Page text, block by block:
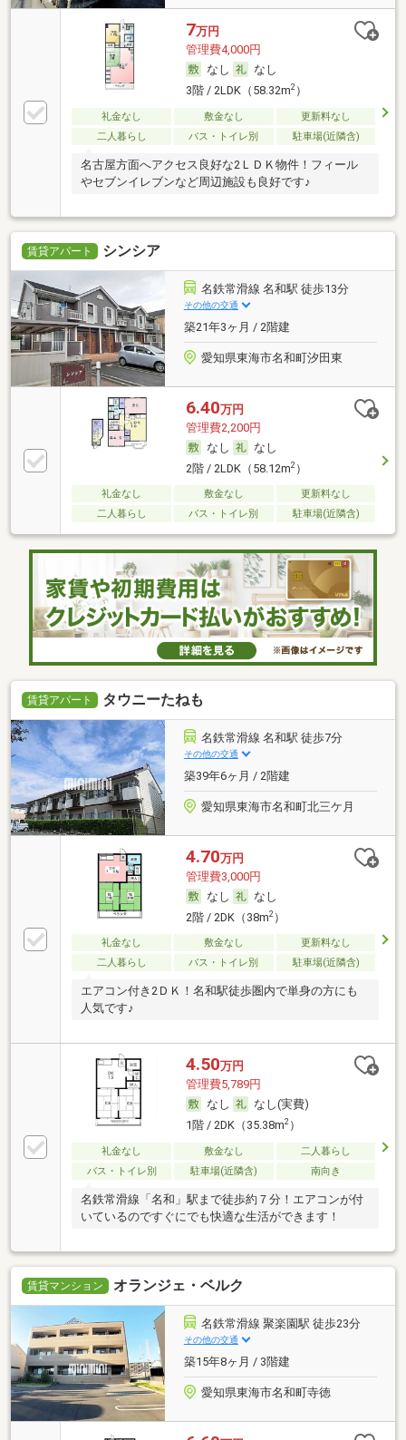
7万円
管理費4,000円
なし
なし
3階 / 2LDK（58.32m2）
礼金なし 敷金なし
更新料なし
二人暮らし
バス・トイレ別 駐車場(近隣含)
名古屋方面へアクセス良好な2ＬＤＫ物件！フィール
やセブンイレブンなど周辺施設も良好です♪
賃貸アパート シンシア
名鉄常滑線 名和駅 徒歩13分
その他の交通
築21年3ヶ月 / 2階建
愛知県東海市名和町汐田東
6.40万円
管理費2,200円
なし
なし
2階 / 2LDK（58.12m2）
礼金なし 敷金なし
更新料なし
二人暮らし
バス・トイレ別 駐車場(近隣含)
賃貸アパート タウニーたねも
名鉄常滑線 名和駅 徒歩7分
その他の交通
築39年6ヶ月 / 2階建
愛知県東海市名和町北三ケ月
4.70万円
管理費3,000円
なし
なし
2階 / 2DK（38m2）
礼金なし 敷金なし
更新料なし
二人暮らし
バス・トイレ別 駐車場(近隣含)
エアコン付き2ＤＫ！名和駅徒歩圏内で単身の方にも
人気です♪
4.50万円
管理費5,789円
なし
なし(実費)
1階 / 2DK（35.38m2）
礼金なし 敷金なし
二人暮らし
バス・トイレ別
駐車場(近隣含) 南向き
名鉄常滑線「名和」駅まで徒歩約７分！エアコンが付
いているのですぐにでも快適な生活ができます！
賃貸マンション オランジェ・ベルク
名鉄常滑線 聚楽園駅 徒歩23分
その他の交通
築15年8ヶ月 / 3階建
愛知県東海市名和町寺徳